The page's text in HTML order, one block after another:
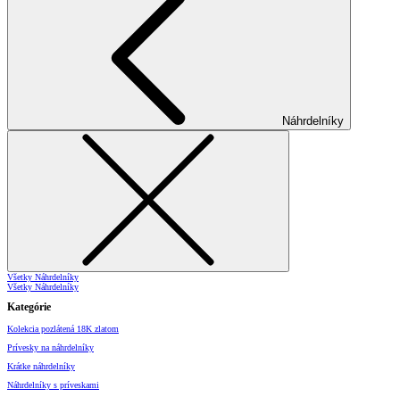
Náhrdelníky
Všetky Náhrdelníky
Všetky Náhrdelníky
Kategórie
Kolekcia pozlátená 18K zlatom
Prívesky na náhrdelníky
Krátke náhrdelníky
Náhrdelníky s príveskami